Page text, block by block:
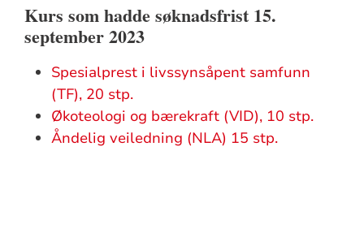
Kurs som hadde søknadsfrist 15.
september 2023
Spesialprest i livssynsåpent samfunn
(TF), 20 stp.
Økoteologi og bærekraft (VID), 10 stp.
Åndelig veiledning (NLA) 15 stp.